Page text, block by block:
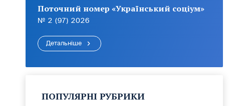
Поточний номер «Український соціум»
№ 2 (97) 2026
Детальніше
ПОПУЛЯРНІ РУБРИКИ